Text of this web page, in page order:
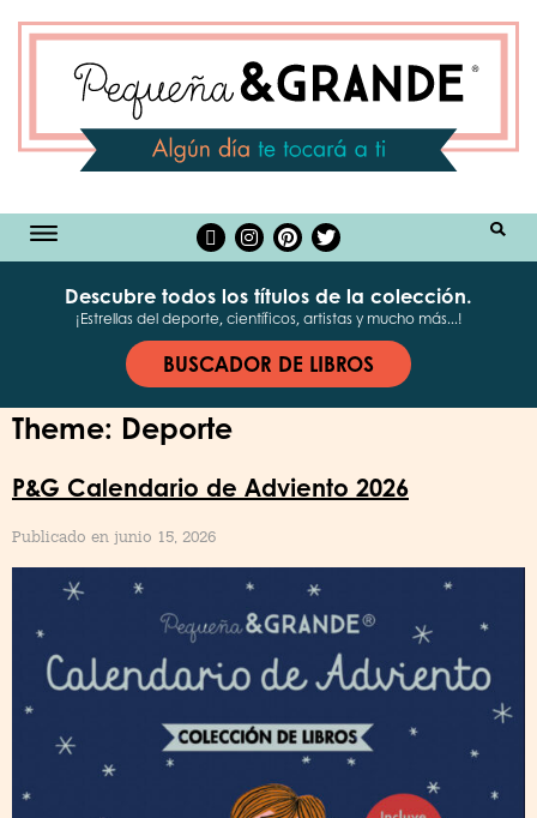
Descubre todos los títulos de la colección.
¡Estrellas del deporte, científicos, artistas y mucho más...!
BUSCADOR DE LIBROS
Theme: Deporte
P&G Calendario de Adviento 2026
Publicado en junio 15, 2026